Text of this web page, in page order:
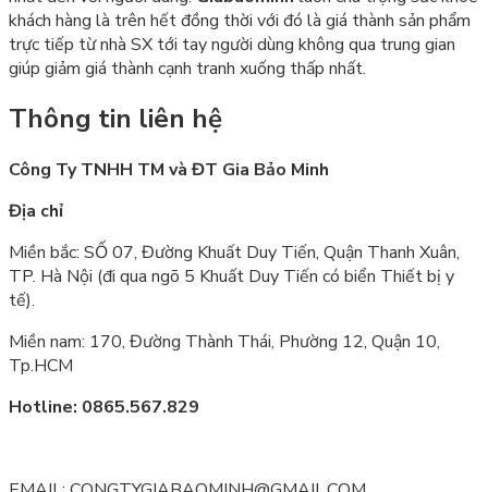
khách hàng là trên hết đồng thời với đó là giá thành sản phẩm
trực tiếp từ nhà SX tới tay người dùng không qua trung gian
giúp giảm giá thành cạnh tranh xuống thấp nhất.
Thông tin liên hệ
Công Ty TNHH TM và ĐT Gia Bảo Minh
Địa chỉ
Miền bắc: SỐ 07, Đường Khuất Duy Tiến, Quận Thanh Xuân,
TP. Hà Nội (đi qua ngõ 5 Khuất Duy Tiến có biển Thiết bị y
tế).
Miền nam: 170, Đường Thành Thái, Phường 12, Quận 10,
Tp.HCM
Hotline: 0865.567.829